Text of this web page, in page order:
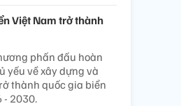
Việt Nam trở thành
phấn đấu hoàn
yếu về xây dựng và
thành quốc gia biển
- 2030.